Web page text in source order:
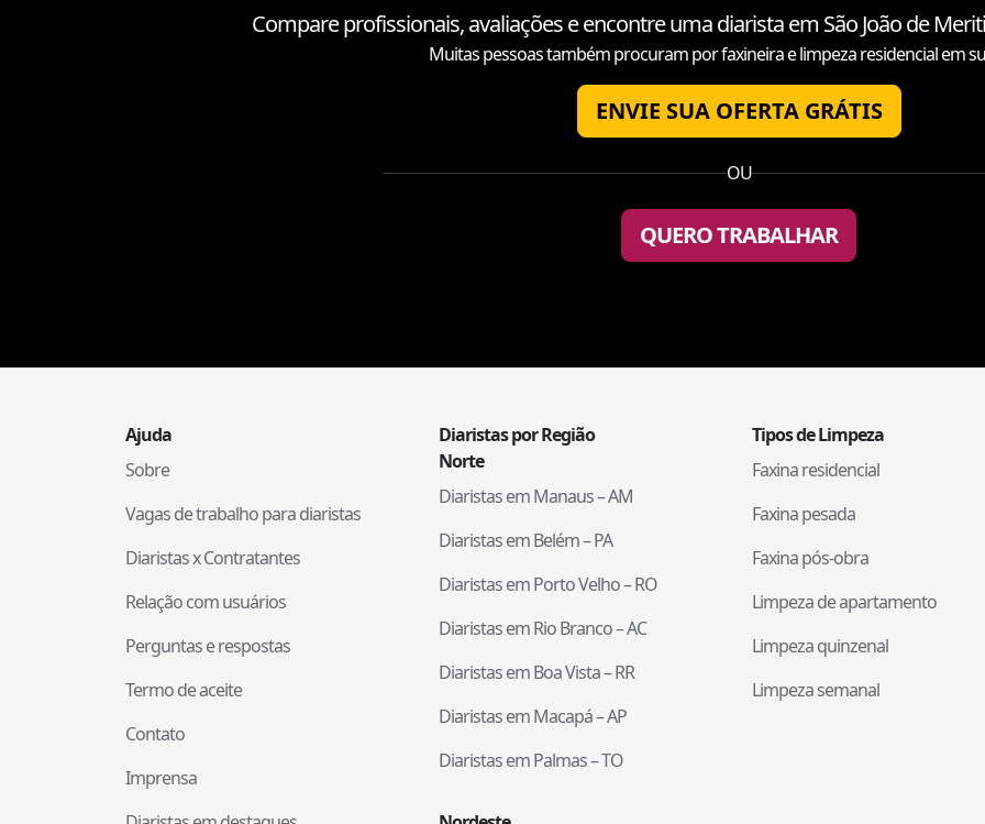
Compare profissionais, avaliações e encontre uma diarista em São João de Meriti
Muitas pessoas também procuram por faxineira e limpeza residencial em
ENVIE SUA OFERTA GRÁTIS
OU
QUERO TRABALHAR
Ajuda
Sobre
Vagas de trabalho para diaristas
Diaristas x Contratantes
Relação com usuários
Perguntas e respostas
Termo de aceite
Contato
Imprensa
Diaristas por Região
Norte
Diaristas emManaus–AM
Diaristas emBelém–PA
Diaristas emPorto Velho–RO
Diaristas emRio Branco–AC
Diaristas emBoa Vista–RR
Diaristas emMacapá–AP
Diaristas emPalmas–TO
Tipos de Limpeza
Faxina residencial
Faxina pesada
Faxina pós-obra
Limpeza de apartamento
Limpeza quinzenal
Limpeza semanal